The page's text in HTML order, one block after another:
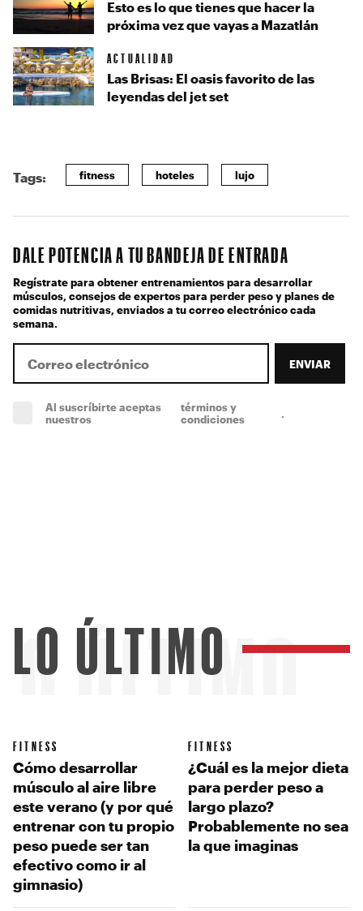
Esto es lo que tienes que hacer la
próxima vez que vayas a Mazatlán
ACTUALIDAD
Las Brisas: El oasis favorito de las
leyendas del jet set
Tags: fitness hoteles lujo
DALE POTENCIA A TU BANDEJA DE ENTRADA
Regístrate para obtener entrenamientos para desarrollar
músculos, consejos de expertos para perder peso y planes de
comidas nutritivas, enviados a tu correo electrónico cada
semana.
ENVIAR
Al suscríbirte aceptas
nuestros
términos y
condiciones
ÚLTIMO
LO ÚLTIMO
FITNESS
Cómo desarrollar
músculo al aire libre
este verano (y por qué
entrenar con tu propio
peso puede ser tan
efectivo como ir al
gimnasio)
FITNESS
¿Cuál es la mejor dieta
para perder peso a
largo plazo?
Probablemente no sea
la que imaginas